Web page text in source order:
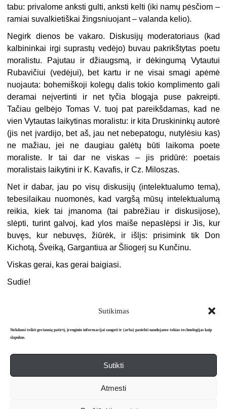
Sutikimas
Siekdami teikti geriausią patirtį, įrenginio informacijai saugoti ir (arba) pasiekti naudojame tokias technologijas kaip
slapukus.
Sutikti
Atmesti
tabu: privalome anksti gulti, anksti kelti (iki namų pėsčiom –
ramiai suvalkietiškai žingsniuojant – valanda kelio).
Negirk dienos be vakaro. Diskusijų moderatoriaus (kad
kalbininkai irgi suprastų vedėjo) buvau pakrikštytas poetu
moralistu. Pajutau ir džiaugsmą, ir dėkingumą Vytautui
Rubavičiui (vedėjui), bet kartu ir ne visai smagi apėmė
nuojauta: bohemiškoji kolegų dalis tokio komplimento gali
deramai neįvertinti ir net tyčia blogąja puse pakreipti.
Tačiau gelbėjo Tomas V. tuoj pat pareikšdamas, kad ne
vien Vytautas laikytinas moralistu: ir kita Druskininkų autorė
(jis net įvardijo, bet aš, jau net nebepatogu, nutylėsiu kas)
ne mažiau, jei ne daugiau galėtų būti laikoma poete
moraliste. Ir tai dar ne viskas – jis pridūrė: poetais
moralistais laikytini ir K. Kavafis, ir Cz. Miloszas.
Net ir dabar, jau po visų diskusijų (intelektualumo tema),
tebesilaikau nuomonės, kad vargšą mūsų intelektualumą
reikia, kiek tai įmanoma (tai pabrėžiau ir diskusijose),
slėpti, turint galvoj, kad ylos maiše nepaslėpsi ir Jis, kur
buvęs, kur nebuvęs, žiūrėk, ir išlįs: prisimink tik Don
Kichotą, Šveiką, Gargantiua ar Šliogerį su Kunčinu.
Viskas gerai, kas gerai baigiasi.
Sudie!
Apie mus Redakcija Prenumerata